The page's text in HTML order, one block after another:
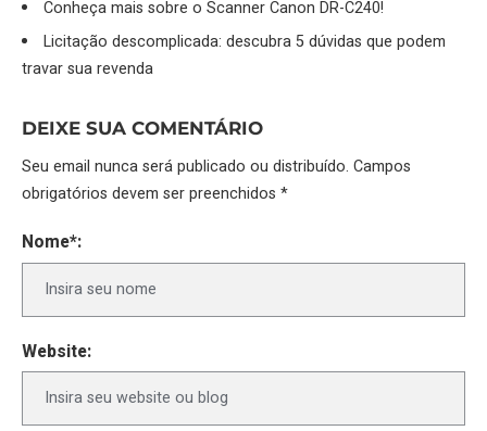
Conheça mais sobre o Scanner Canon DR-C240!
Licitação descomplicada: descubra 5 dúvidas que podem
travar sua revenda
DEIXE SUA COMENTÁRIO
Seu email nunca será publicado ou distribuído. Campos
obrigatórios devem ser preenchidos *
Nome*:
Website: